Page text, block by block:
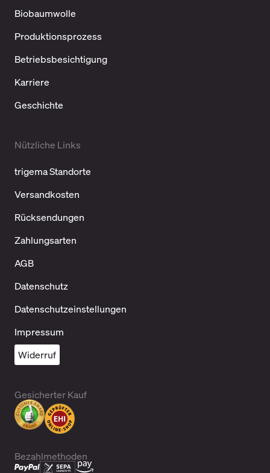
Biobaumwolle
Produktionsprozess
Betriebsbesichtigung
Karriere
Geschichte
Nützliche Links
trigema Standorte
Versandkosten
Rücksendungen
Zahlungsarten
AGB
Datenschutz
Datenschutzeinstellungen
Impressum
Widerruf
Gesicherter Kauf
Bezahlmethoden